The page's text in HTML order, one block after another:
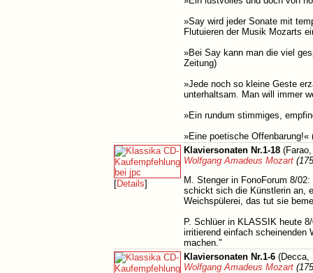
»Say wird jeder Sonate mit
Flutuieren der Musik Mozarts
»Bei Say kann man die viel
Zeitung)
»Jede noch so kleine Geste
unterhaltsam. Man will immer
»Ein rundum stimmiges,
»Eine poetische Offenbarung!«
[Details]
Klaviersonaten Nr.1-18
Wolfgang Amadeus Mozart
M. Stenger in FonoForum 8/
schickt sich die Künstlerin an,
Weichspülerei, das tut sie
P. Schlüer in KLASSIK heute
irritierend einfach scheinenden
machen."
Klaviersonaten Nr.1-6 (Decca,
Wolfgang Amadeus Mozart